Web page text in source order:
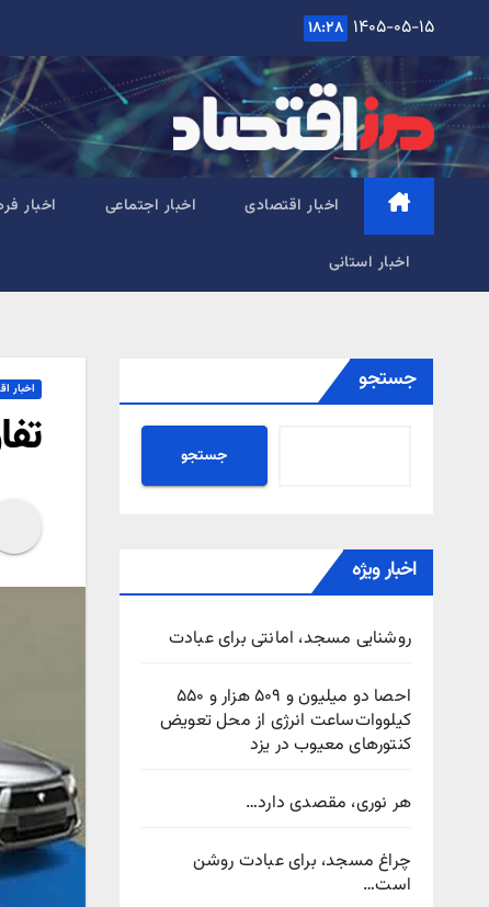
content
۱۴۰۵-۰۵-۱۵ ۱۸:۲۸
اخبار اقتصادی اخبار اجتماعی اخبار
اخبار استانی
جستجو
جستجو
اخبار ویژه
روشنایی مسجد، امانتی برای عبادت
احصا دو میلیون و ۵۰۹ هزار و ۵۵۰
کیلووات‌ساعت انرژی از محل تعویض
کنتورهای معیوب در یزد
هر نوری، مقصدی دارد…
چراغ مسجد، برای عبادت روشن
است…
اخبار